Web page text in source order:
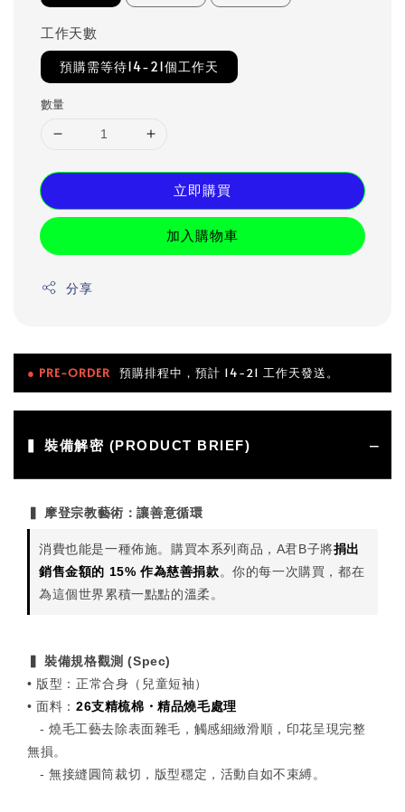
工作天數
預購需等待14-21個工作天
數量
立即購買
加入購物車
分享
● PRE-ORDER 預購排程中，預計 14-21 工作天發送。
▍ 裝備解密 (PRODUCT BRIEF)
▍ 摩登宗教藝術：讓善意循環
消費也能是一種佈施。購買本系列商品，A君B子將捐出
銷售金額的 15% 作為慈善捐款。你的每一次購買，都在
為這個世界累積一點點的溫柔。
▍ 裝備規格觀測 (Spec)
• 版型：正常合身（兒童短袖）
• 面料： 26支精梳棉・精品燒毛處理
- 燒毛工藝去除表面雜毛，觸感細緻滑順，印花呈現完整
無損。
- 無接縫圓筒裁切，版型穩定，活動自如不束縛。